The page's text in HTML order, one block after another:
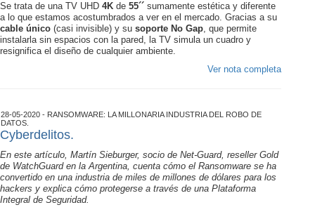
Se trata de una TV UHD 4K de 55´´ sumamente estética y diferente
a lo que estamos acostumbrados a ver en el mercado. Gracias a su
cable único (casi invisible) y su soporte No Gap, que permite
instalarla sin espacios con la pared, la TV simula un cuadro y
resignifica el diseño de cualquier ambiente.
Ver nota completa
28-05-2020 - RANSOMWARE: LA MILLONARIA INDUSTRIA DEL ROBO DE
DATOS.
Cyberdelitos.
En este artículo, Martín Sieburger, socio de Net-Guard, reseller Gold
de WatchGuard en la Argentina, cuenta cómo el Ransomware se ha
convertido en una industria de miles de millones de dólares para los
hackers y explica cómo protegerse a través de una Plataforma
Integral de Seguridad.